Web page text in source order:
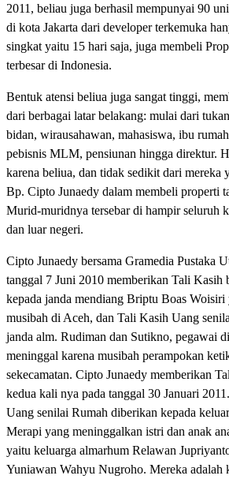
2011, beliau juga berhasil mempunyai 90
di kota Jakarta dari developer terkemuka
singkat yaitu 15 hari saja, juga membeli
terbesar di Indonesia.
Bentuk atensi beliua juga sangat tinggi,
dari berbagai latar belakang: mulai dari
bidan, wirausahawan, mahasiswa, ibu
pebisnis MLM, pensiunan hingga direktur.
karena beliua, dan tidak sedikit dari mereka
Bp. Cipto Junaedy dalam membeli properti
Murid-muridnya tersebar di hampir seluruh
dan luar negeri.
Cipto Junaedy bersama Gramedia Pustaka
tanggal 7 Juni 2010 memberikan Tali Kasih
kepada janda mendiang Briptu Boas Woisiri
musibah di Aceh, dan Tali Kasih Uang
janda alm. Rudiman dan Sutikno, pegawai
meninggal karena musibah perampokan
sekecamatan. Cipto Junaedy memberikan
kedua kali nya pada tanggal 30 Januari
Uang senilai Rumah diberikan kepada
Merapi yang meninggalkan istri dan anak
yaitu keluarga almarhum Relawan
Yuniawan Wahyu Nugroho. Mereka adalah